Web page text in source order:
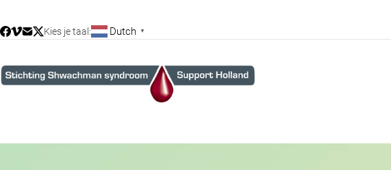
Kies je taal: Dutch ▼